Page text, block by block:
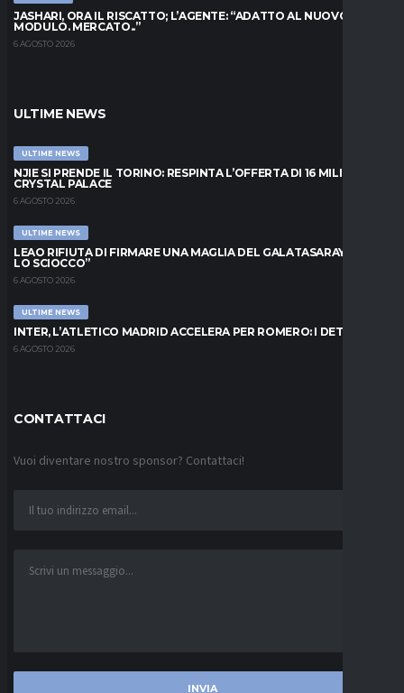
JASHARI, ORA IL RISCATTO; L’AGENTE: “ADATTO AL NUOVO
MODULO. MERCATO..”
6 AGOSTO 2026
ULTIME NEWS
ULTIME NEWS
NJIE SI PRENDE IL TORINO: RESPINTA L’OFFERTA DI 16 MILIONI DAL
CRYSTAL PALACE
6 AGOSTO 2026
ULTIME NEWS
LEAO RIFIUTA DI FIRMARE UNA MAGLIA DEL GALATASARAY: “FAI
LO SCIOCCO”
6 AGOSTO 2026
ULTIME NEWS
INTER, L’ATLETICO MADRID ACCELERA PER ROMERO: I DETTAGLI
6 AGOSTO 2026
CONTATTACI
Vuoi diventare nostro sponsor? Contattaci!